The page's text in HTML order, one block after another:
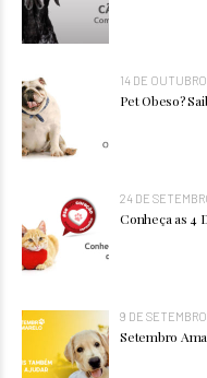
14 DE
Pet Obeso?
24 DE
Conheça as 4
9 DE
Setembro